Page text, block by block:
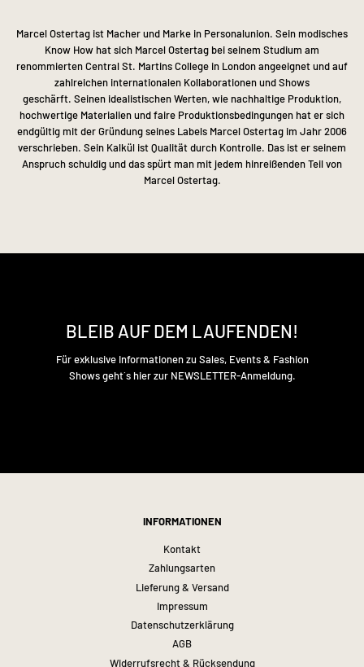
Marcel Ostertag ist Macher und Marke in Personalunion. Sein modisches
Know How hat sich Marcel Ostertag bei seinem Studium am
renommierten Central St. Martins College in London angeeignet und auf
zahlreichen internationalen Kollaborationen und Shows
geschärft. Seinen idealistischen Werten, wie nachhaltige Produktion,
hochwertige Materialien und faire Produktionsbedingungen hat er sich
endgültig mit der Gründung seines Labels Marcel Ostertag im Jahr 2006
verschrieben. Sein Kalkül ist Qualität durch Kontrolle. Das ist er seinem
Anspruch schuldig und das spürt man mit jedem hinreißenden Teil von
Marcel Ostertag.
BLEIB AUF DEM LAUFENDEN!
Für exklusive Informationen zu Sales, Events & Fashion
Shows geht´s hier zur NEWSLETTER-Anmeldung.
INFORMATIONEN
Kontakt
Zahlungsarten
Lieferung & Versand
Impressum
Datenschutzerklärung
AGB
Widerrufsrecht & Rücksendung